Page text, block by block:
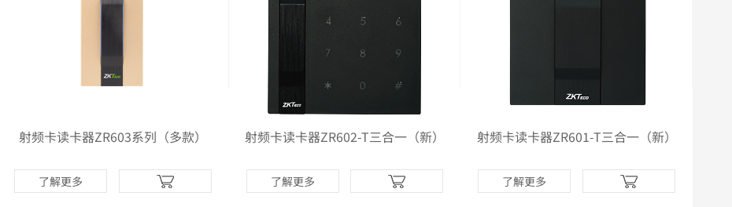
射频卡读卡器ZR603系列（多款）
了解更多
射频卡读卡器ZR602-T三合一（新）
了解更多
射频卡读卡器ZR601-T三合一（新）
了解更多